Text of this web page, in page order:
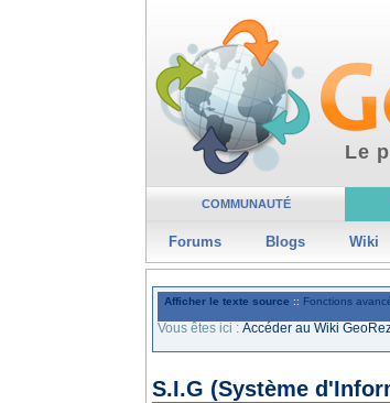
COMMUNAUTÉ
Forums Blogs Wiki
Le
Afficher le texte source :: Fonctions
Vous êtes ici :Accéder au Wiki
S.I.G (Système